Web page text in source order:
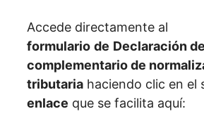
Accede directamente al
formulario de Declaración
complementario de
tributaria haciendo clic en el
enlace que se facilita aquí: